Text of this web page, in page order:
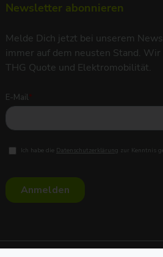
Newsletter abonnieren
Melde Dich jetzt bei unserem
immer auf dem neusten Stand.
THG Quote und Elektromobilität.